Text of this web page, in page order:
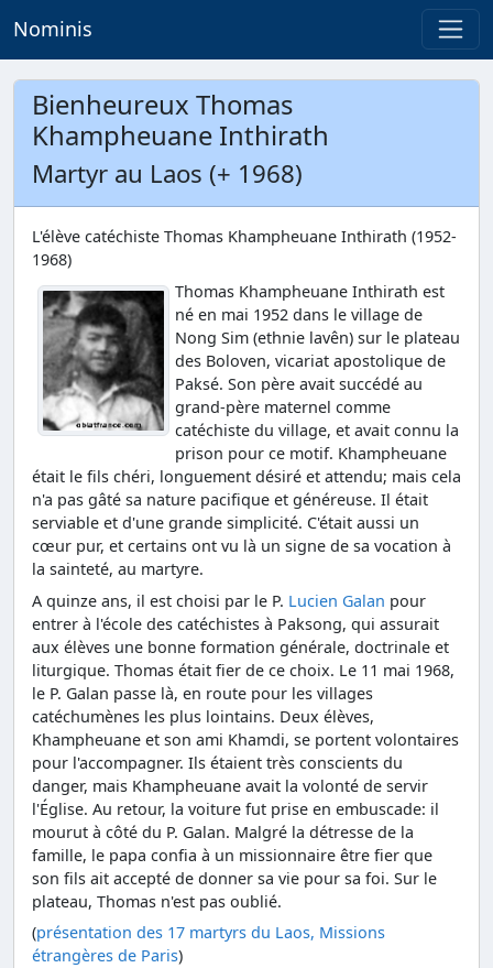
Nominis
Bienheureux Thomas
Khampheuane Inthirath
Martyr au Laos (+ 1968)
L'élève catéchiste Thomas Khampheuane Inthirath (1952-
1968)
Thomas Khampheuane Inthirath est
né en mai 1952 dans le village de
Nong Sim (ethnie lavên) sur le plateau
des Boloven, vicariat apostolique de
Paksé. Son père avait succédé au
grand-père maternel comme
catéchiste du village, et avait connu la
prison pour ce motif. Khampheuane
était le fils chéri, longuement désiré et attendu; mais cela
n'a pas gâté sa nature pacifique et généreuse. Il était
serviable et d'une grande simplicité. C'était aussi un
cœur pur, et certains ont vu là un signe de sa vocation à
la sainteté, au martyre.
A quinze ans, il est choisi par le P. Lucien Galan pour
entrer à l'école des catéchistes à Paksong, qui assurait
aux élèves une bonne formation générale, doctrinale et
liturgique. Thomas était fier de ce choix. Le 11 mai 1968,
le P. Galan passe là, en route pour les villages
catéchumènes les plus lointains. Deux élèves,
Khampheuane et son ami Khamdi, se portent volontaires
pour l'accompagner. Ils étaient très conscients du
danger, mais Khampheuane avait la volonté de servir
l'Église. Au retour, la voiture fut prise en embuscade: il
mourut à côté du P. Galan. Malgré la détresse de la
famille, le papa confia à un missionnaire être fier que
son fils ait accepté de donner sa vie pour sa foi. Sur le
plateau, Thomas n'est pas oublié.
(présentation des 17 martyrs du Laos, Missions
étrangères de Paris)